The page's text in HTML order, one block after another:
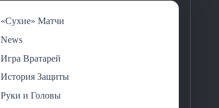
«Сухие» Матчи
News
Игра Вратарей
История Защиты
Руки и Головы